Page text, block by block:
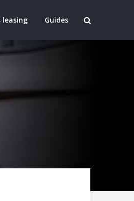
leasing Guides